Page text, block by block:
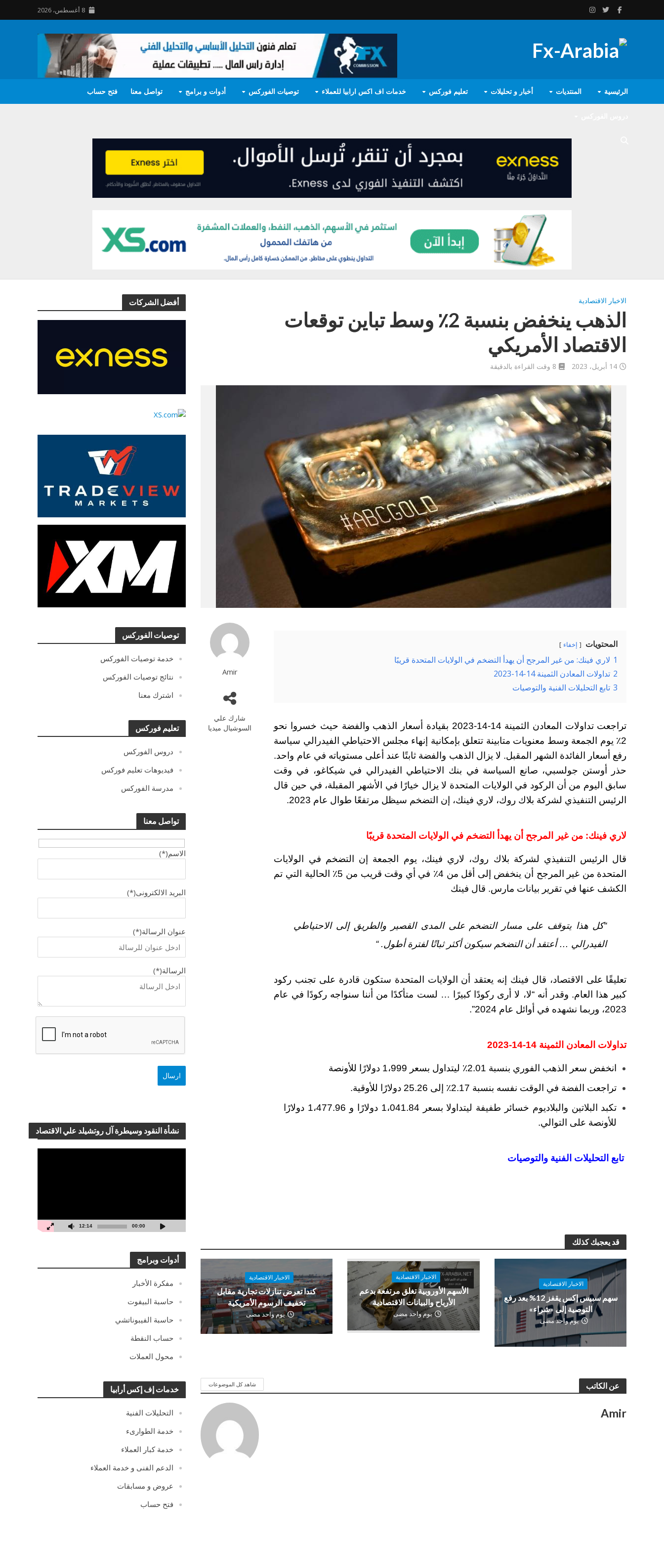
8 أغسطس، 2026
الرئيسية المنتديات أخبار و تحليلات تعليم فوركس خدمات اف اكس ارابيا للعملاء توصيات الفوركس أدوات و برامج تواصل معنا فتح حساب
أفضل الشركات
توصيات الفوركس
خدمة توصيات الفوركس
نتائج توصيات الفوركس
اشترك معنا
تعليم فوركس
دروس الفوركس
فيديوهات تعليم فوركس
مدرسة الفوركس
تواصل معنا
الاسم(*)
البريد الالكترونى(*)
عنوان الرسالة(*)
الرسالة(*)
نشأة النقود وسيطرة آل روتشيلد علي الاقتصاد
00:00
12:14
أدوات وبرامج
مفكرة الأخبار
حاسبة البيفوت
حاسبة الفيبوناتشي
حساب النقطة
محول العملات
خدمات إف إكس أرابيا
التحليلات الفنية
خدمة الطوارىء
خدمة كبار العملاء
الدعم الفنى و خدمة العملاء
عروض و مسابقات
فتح حساب
الاخبار الاقتصادية
الذهب ينخفض بنسبة 2٪ وسط تباين توقعات
الاقتصاد الأمريكي
14 أبريل، 2023 8 وقت القراءة بالدقيقة
Amir
شارك علي
السوشيال ميديا
المحتويات إخفاء
1 لاري فينك: من غير المرجح أن يهدأ التضخم في الولايات المتحدة قريبًا
2 تداولات المعادن الثمينة 14-14-2023
3 تابع التحليلات الفنية والتوصيات
تراجعت تداولات المعادن الثمينة 14-14-2023 بقيادة أسعار الذهب والفضة حيث خسروا نحو
2٪ يوم الجمعة وسط معنويات متابينة تتعلق بإمكانية إنهاء مجلس الاحتياطي الفيدرالي سياسة
رفع أسعار الفائدة الشهر المقبل. لا يزال الذهب والفضة ثابتًا عند أعلى مستوياته في عام واحد.
حذر أوستن جولسبي، صانع السياسة في بنك الاحتياطي الفيدرالي في شيكاغو، في وقت
سابق اليوم من أن الركود في الولايات المتحدة لا يزال خيارًا في الأشهر المقبلة، في حين قال
الرئيس التنفيذي لشركة بلاك روك، لاري فينك، إن التضخم سيظل مرتفعًا طوال عام 2023.
لاري فينك: من غير المرجح أن يهدأ التضخم في الولايات المتحدة قريبًا
قال الرئيس التنفيذي لشركة بلاك روك، لاري فينك، يوم الجمعة إن التضخم في الولايات
المتحدة من غير المرجح أن ينخفض إلى أقل من 4٪ في أي وقت قريب من 5٪ الحالية التي تم
الكشف عنها في تقرير بيانات مارس. قال فينك
“كل هذا يتوقف على مسار التضخم على المدى القصير والطريق إلى الاحتياطي
الفيدرالي … أعتقد أن التضخم سيكون أكثر ثباتًا لفترة أطول. “
تعليقًا على الاقتصاد، قال فينك إنه يعتقد أن الولايات المتحدة ستكون قادرة على تجنب ركود
كبير هذا العام. وقدر أنه “لا، لا أرى ركودًا كبيرًا … لست متأكدًا من أننا سنواجه ركودًا في عام
2023، وربما نشهده في أوائل عام 2024”.
تداولات المعادن الثمينة 14-14-2023
انخفض سعر الذهب الفوري بنسبة 2.01٪ ليتداول بسعر 1،999 دولارًا للأونصة
تراجعت الفضة في الوقت نفسه بنسبة 2.17٪ إلى 25.26 دولارًا للأوقية.
تكبد البلاتين والبلاديوم خسائر طفيفة ليتداولا بسعر 1،041.84 دولارًا و 1،477.96 دولارًا
للأونصة على التوالي.
تابع التحليلات الفنية والتوصيات
قد يعجبك كذلك
الاخبار الاقتصادية
سهم سبيس إكس يقفز 12% بعد رفع
التوصية إلى «شراء»
يوم واحد مضى
الاخبار الاقتصادية
الأسهم الأوروبية تغلق مرتفعة بدعم
الأرباح والبيانات الاقتصادية
يوم واحد مضى
الاخبار الاقتصادية
كندا تعرض تنازلات تجارية مقابل
تخفيف الرسوم الأمريكية
يوم واحد مضى
عن الكاتب شاهد كل الموضوعات
Amir